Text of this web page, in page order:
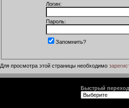
Логин:
Пароль:
Запомнить?
Для просмотра этой страницы необходимо
Быстрый переход